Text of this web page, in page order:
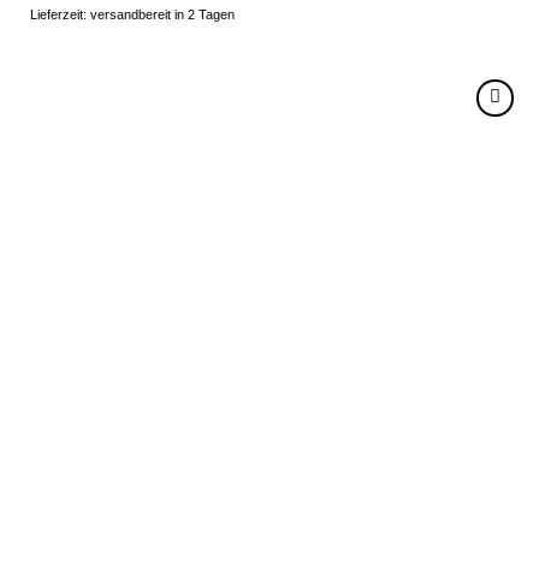
Lieferzeit: versandbereit in 2 Tagen